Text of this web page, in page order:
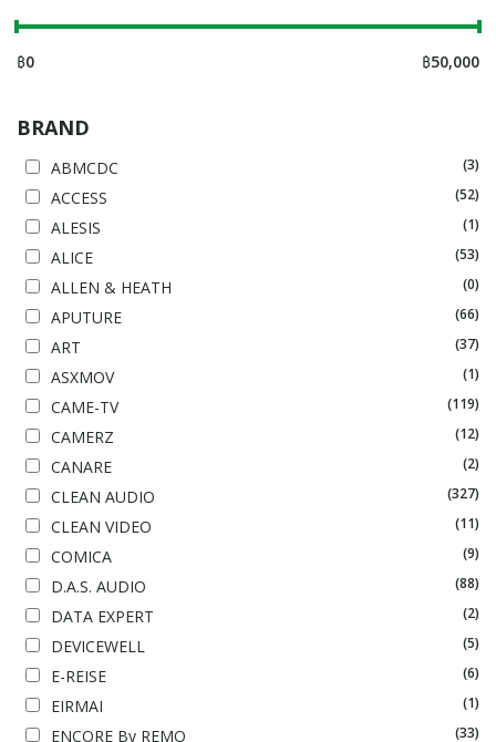
฿0 ฿50,000
BRAND
ABMCDC (3)
ACCESS (52)
ALESIS (1)
ALICE (53)
ALLEN & HEATH (0)
APUTURE (66)
ART (37)
ASXMOV (1)
CAME-TV (119)
CAMERZ (12)
CANARE (2)
CLEAN AUDIO (327)
CLEAN VIDEO (11)
COMICA (9)
D.A.S. AUDIO (88)
DATA EXPERT (2)
DEVICEWELL (5)
E-REISE (6)
EIRMAI (1)
ENCORE By REMO (33)